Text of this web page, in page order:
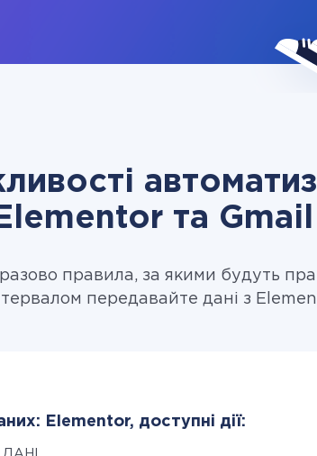
Elementor та Gmail
правила, за якими будуть
передавайте дані з
Elementor, доступні дії: